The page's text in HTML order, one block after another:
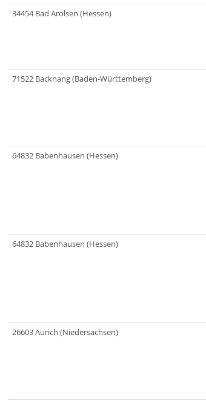
34454 Bad Arolsen (Hessen)
71522 Backnang (Baden-Württemberg)
64832 Babenhausen (Hessen)
64832 Babenhausen (Hessen)
26603 Aurich (Niedersachsen)